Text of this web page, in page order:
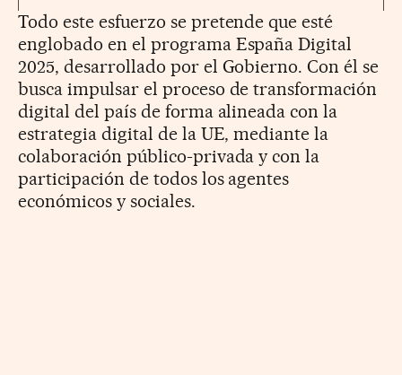
Todo este esfuerzo se pretende que esté
englobado en el programa España Digital
2025, desarrollado por el Gobierno. Con él se
busca impulsar el proceso de transformación
digital del país de forma alineada con la
estrategia digital de la UE, mediante la
colaboración público-privada y con la
participación de todos los agentes
económicos y sociales.